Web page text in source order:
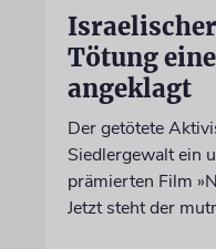
Tötung
angeklagt
Der getötete
Siedlergewalt ein
prämierten Film
Jetzt steht der